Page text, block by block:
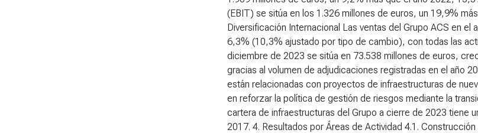
(EBIT) se sitúa en los 1.326 millones de euros, un 19,9%
Diversificación Internacional Las ventas del Grupo ACS en
6,3% (10,3% ajustado por tipo de cambio), con todas las
diciembre de 2023 se sitúa en 73.538 millones de euros,
gracias al volumen de adjudicaciones registradas en el año
están relacionadas con proyectos de infraestructuras de
en reforzar la política de gestión de riesgos mediante la
cartera de infraestructuras del Grupo a cierre de 2023 tiene
2017. 4. Resultados por Áreas de Actividad 4.1. Construcción